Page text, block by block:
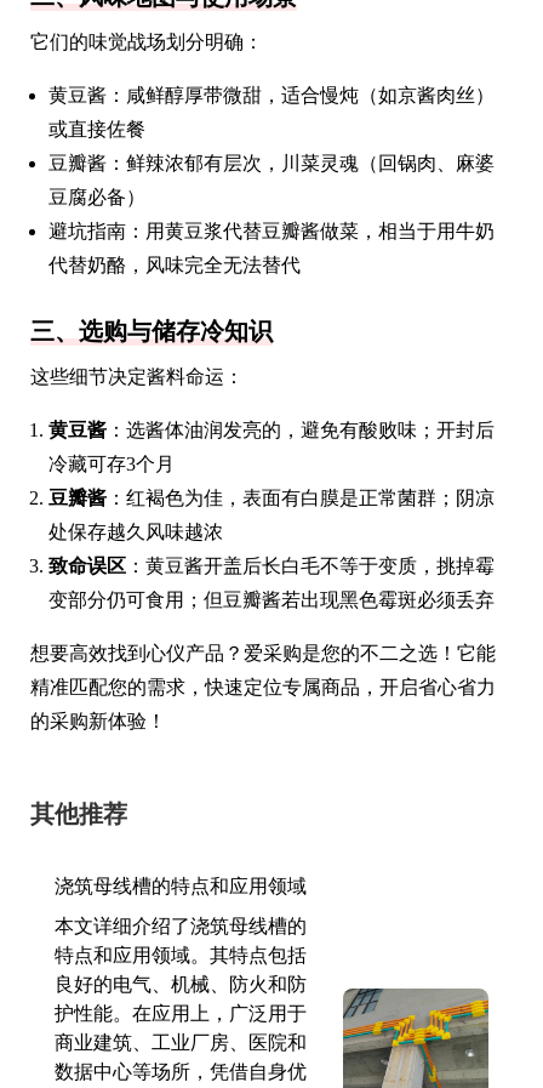
它们的味觉战场划分明确：
黄豆酱：咸鲜醇厚带微甜，适合慢炖（如京酱肉丝）
或直接佐餐
豆瓣酱：鲜辣浓郁有层次，川菜灵魂（回锅肉、麻婆
豆腐必备）
避坑指南：用黄豆浆代替豆瓣酱做菜，相当于用牛奶
代替奶酪，风味完全无法替代
三、选购与储存冷知识
这些细节决定酱料命运：
黄豆酱 ：选酱体油润发亮的，避免有酸败味；开封后
冷藏可存3个月
豆瓣酱 ：红褐色为佳，表面有白膜是正常菌群；阴凉
处保存越久风味越浓
致命误区 ：黄豆酱开盖后长白毛不等于变质，挑掉霉
变部分仍可食用；但豆瓣酱若出现黑色霉斑必须丢弃
想要高效找到心仪产品？爱采购是您的不二之选！它能
精准匹配您的需求，快速定位专属商品，开启省心省力
的采购新体验！
其他推荐
浇筑母线槽的特点和应用领域
本文详细介绍了浇筑母线槽的
特点和应用领域。其特点包括
良好的电气、机械、防火和防
护性能。在应用上，广泛用于
商业建筑、工业厂房、医院和
数据中心等场所，凭借自身优